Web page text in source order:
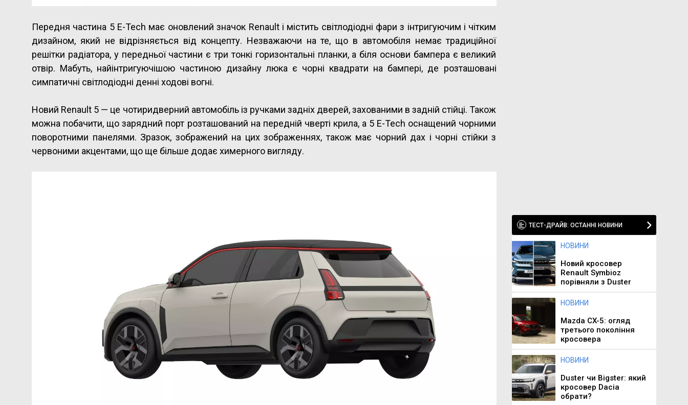
Передня частина 5 E-Tech має оновлений значок Renault і містить світлодіодні фари з інтригуючим і чітким
дизайном, який не відрізняється від концепту. Незважаючи на те, що в автомобіля немає традиційної
решітки радіатора, у передньої частини є три тонкі горизонтальні планки, а біля основи бампера є великий
отвір. Мабуть, найінтригуючішою частиною дизайну люка є чорні квадрати на бампері, де розташовані
симпатичні світлодіодні денні ходові вогні.
Новий Renault 5 — це чотиридверний автомобіль із ручками задніх дверей, захованими в задній стійці. Також
можна побачити, що зарядний порт розташований на передній чверті крила, а 5 E-Tech оснащений чорними
поворотними панелями. Зразок, зображений на цих зображеннях, також має чорний дах і чорні стійки з
червоними акцентами, що ще більше додає химерного вигляду.
ТЕСТ-ДРАЙВ: ОСТАННІ НОВИНИ
НОВИНИ
Новий кросовер
Renault Symbioz
порівняли з Duster
НОВИНИ
Mazda CX-5: огляд
третього покоління
кросовера
НОВИНИ
Duster чи Bigster: який
кросовер Dacia
обрати?